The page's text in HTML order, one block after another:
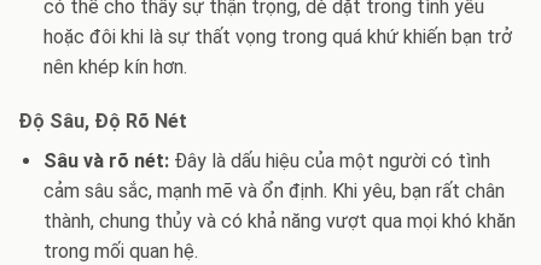
có thể cho thấy sự thận trọng, dè dặt trong tình yêu
hoặc đôi khi là sự thất vọng trong quá khứ khiến bạn trở
nên khép kín hơn.
Độ Sâu, Độ Rõ Nét
Sâu và rõ nét:Đây là dấu hiệu của một người có tình
cảm sâu sắc, mạnh mẽ và ổn định. Khi yêu, bạn rất chân
thành, chung thủy và có khả năng vượt qua mọi khó khăn
trong mối quan hệ.